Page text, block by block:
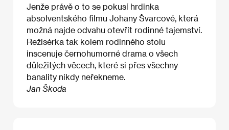
Jenže právě o to se pokusí hrdinka
absolventského filmu Johany Švarcové, která
možná najde odvahu otevřít rodinné tajemství.
Režisérka tak kolem rodinného stolu
inscenuje černohumorné drama o všech
důležitých věcech, které si přes všechny
banality nikdy neřekneme.
Jan Škoda